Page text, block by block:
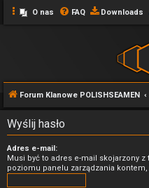
O nas FAQ Downloads
Forum Klanowe POLISHSEAMEN
Wyślij hasło
Adres e-mail:
Musi być to adres e-mail skojarzony
poziomu panelu zarządzania